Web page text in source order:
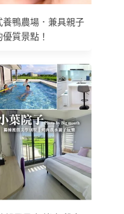
養鴨農場．兼具親子
質景點！